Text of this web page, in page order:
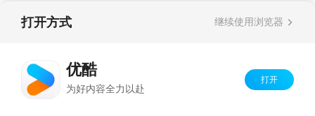
打开方式 继续使用浏览器
优酷
为好内容全力以赴
打开